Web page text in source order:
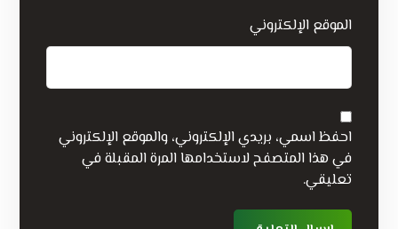
الموقع الإلكتروني
احفظ اسمي، بريدي الإلكتروني، والموقع الإلكتروني
في هذا المتصفح لاستخدامها المرة المقبلة في
تعليقي.